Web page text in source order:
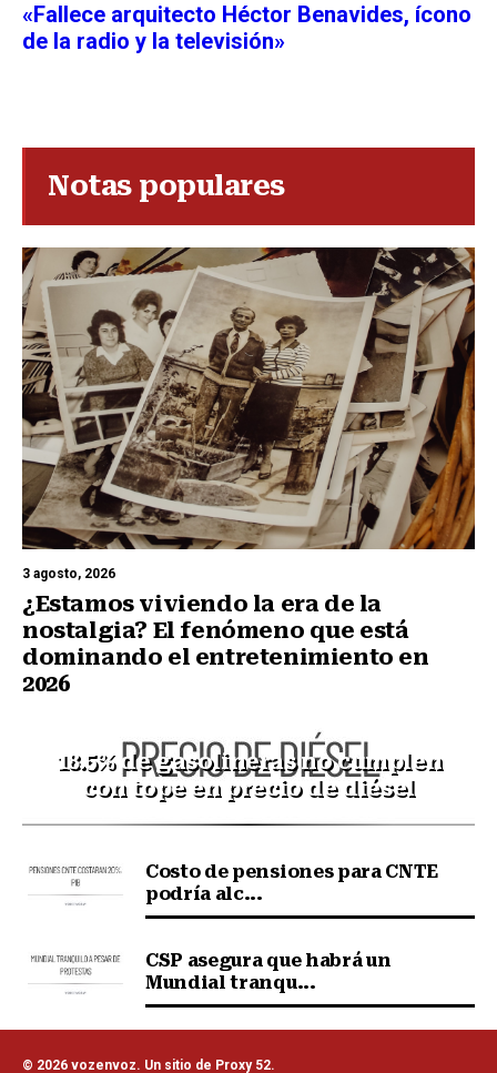
«Fallece arquitecto Héctor Benavides, ícono
de la radio y la televisión»
Notas populares
3 agosto, 2026
¿Estamos viviendo la era de la
nostalgia? El fenómeno que está
dominando el entretenimiento en
2026
18.5% de gasolineras no cumplen
con tope en precio de diésel
Costo de pensiones para CNTE
podría alc...
CSP asegura que habrá un
Mundial tranqu...
© 2026 vozenvoz. Un sitio de Proxy 52.